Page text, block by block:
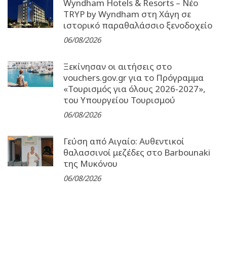
Wyndham Hotels & Resorts – Νέο
TRYP by Wyndham στη Χάγη σε
ιστορικό παραθαλάσσιο ξενοδοχείο
06/08/2026
Ξεκίνησαν οι αιτήσεις στο
vouchers.gov.gr για το Πρόγραμμα
«Τουρισμός για όλους 2026-2027»,
του Υπουργείου Τουρισμού
06/08/2026
Γεύση από Αιγαίο: Αυθεντικοί
θαλασσινοί μεζέδες στο Barbounaki
της Μυκόνου
06/08/2026